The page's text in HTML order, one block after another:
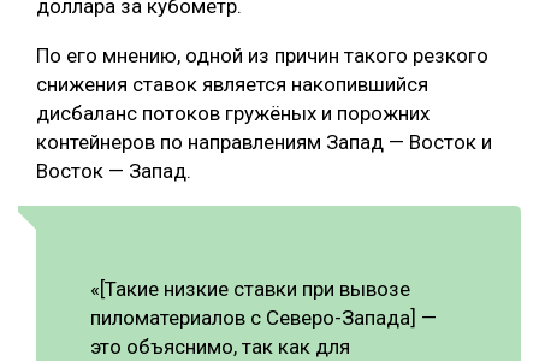
доллара за кубометр.
По его мнению, одной из причин такого резкого
снижения ставок является накопившийся
дисбаланс потоков гружёных и порожних
контейнеров по направлениям Запад — Восток и
Восток — Запад.
«[Такие низкие ставки при вывозе
пиломатериалов с Северо-Запада] —
это объяснимо, так как для